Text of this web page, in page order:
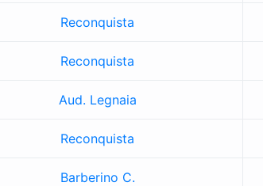
Reconquista
Reconquista
Aud. Legnaia
Reconquista
Barberino C.